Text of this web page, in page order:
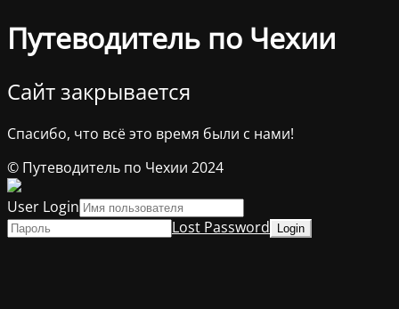
Путеводитель по Чехии
Сайт закрывается
Спасибо, что всё это время были с нами!
© Путеводитель по Чехии 2024
User Login
Lost Password